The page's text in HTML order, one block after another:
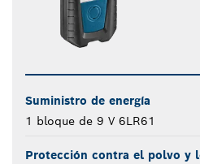
Suministro de energía
1 bloque de 9 V 6LR61
Protección contra el polvo y